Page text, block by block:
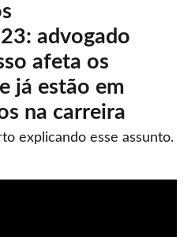
advogado
afeta os
já estão em
na carreira
explicando esse assunto.